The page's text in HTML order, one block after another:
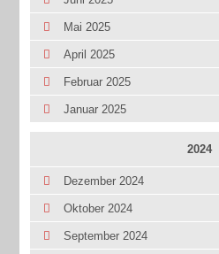
Mai 2025
April 2025
Februar 2025
Januar 2025
2024
Dezember 2024
Oktober 2024
September 2024